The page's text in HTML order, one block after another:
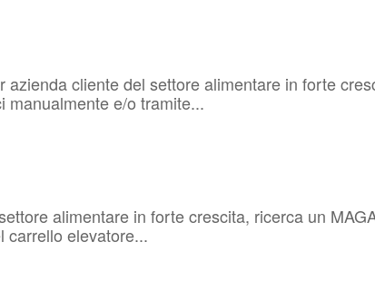
cliente del settore alimentare in forte
manualmente e/o tramite...
alimentare in forte crescita, ricerca un
carrello elevatore...